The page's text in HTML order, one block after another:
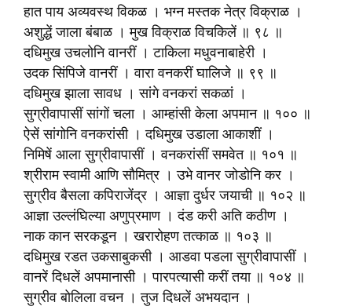
हात पाय अव्यवस्थ विकळ । भग्न मस्तक नेत्र विक्राळ ।
अशुद्धें जाला बंबाळ । मुख विक्राळ विचकिलें ॥ ९८ ॥
दधिमुख उचलोनि वानरीं । टाकिला मधुवनाबाहेरी ।
उदक सिंपिजे वानरीं । वारा वनकरीं घालिजे ॥ ९९ ॥
दधिमुख झाला सावध । सांगे वनकरां सकळां ।
सुग्रीवापासीं सांगों चला । आम्हांसी केला अपमान ॥ १०० ॥
ऐसें सांगोनि वनकरांसी । दधिमुख उडाला आकाशीं ।
निमिषें आला सुग्रीवापासीं । वनकरांसीं समवेत ॥ १०१ ॥
श्रीराम स्वामी आणि सौमित्र । उभे वानर जोडोनि कर ।
सुग्रीव बैसला कपिराजेंद्र । आज्ञा दुर्धर जयाची ॥ १०२ ॥
आज्ञा उल्लंघिल्या अणुप्रमाण । दंड करी अति कठीण ।
नाक कान सरकडून । खरारोहण तत्काळ ॥ १०३ ॥
दधिमुख रडत उकसाबुकसी । आडवा पडला सुग्रीवापासीं ।
वानरें दिधलें अपमानासी । पारपत्यासी करीं तया ॥ १०४ ॥
सुग्रीव बोलिला वचन । तुज दिधलें अभयदान ।